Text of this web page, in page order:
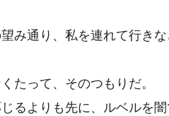
望み通り、私を連れて行き
たって、そのつもりだ。
るよりも先に、ルベルを